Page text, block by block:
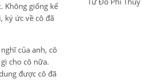
Không giống kể
ký ức về cô đã
của anh, cô
cho cô nữa.
được cô đã